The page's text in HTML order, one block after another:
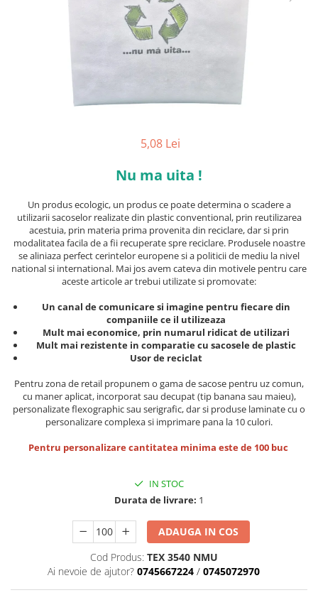
5,08 Lei
Nu ma uita !
Un produs ecologic, un produs ce poate determina o scadere a
utilizarii sacoselor realizate din plastic conventional, prin reutilizarea
acestuia, prin materia prima provenita din reciclare, dar si prin
modalitatea facila de a fii recuperate spre reciclare. Produsele noastre
se aliniaza perfect cerintelor europene si a politicii de mediu la nivel
national si international. Mai jos avem cateva din motivele pentru care
aceste articole ar trebui utilizate si promovate:
Un canal de comunicare si imagine pentru fiecare din
companiile ce il utilizeaza
Mult mai economice, prin numarul ridicat de utilizari
Mult mai rezistente in comparatie cu sacosele de plastic
Usor de reciclat
Pentru zona de retail propunem o gama de sacose pentru uz comun,
cu maner aplicat, incorporat sau decupat (tip banana sau maieu),
personalizate flexographic sau serigrafic, dar si produse laminate cu o
personalizare complexa si imprimare pana la 10 culori.
Pentru personalizare cantitatea minima este de 100 buc
IN STOC
Durata de livrare: 1
ADAUGA IN COS
Cod Produs: TEX 3540 NMU
Ai nevoie de ajutor? 0745667224 / 0745072970